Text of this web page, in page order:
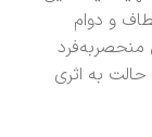
و دوام
منحصربه‌فرد
به اثری